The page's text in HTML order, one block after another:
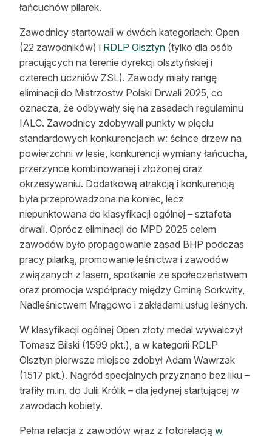
Zostań autorem
Archiwum
Kontakt
łańcuchów pilarek.
Zawodnicy startowali w dwóch kategoriach: Open
(22 zawodników) i RDLP Olsztyn (tylko dla osób
pracujących na terenie dyrekcji olsztyńskiej i
czterech uczniów ZSL). Zawody miały rangę
eliminacji do Mistrzostw Polski Drwali 2025, co
oznacza, że odbywały się na zasadach regulaminu
IALC. Zawodnicy zdobywali punkty w pięciu
standardowych konkurencjach w: ścince drzew na
powierzchni w lesie, konkurencji wymiany łańcucha,
przerzynce kombinowanej i złożonej oraz
okrzesywaniu. Dodatkową atrakcją i konkurencją
była przeprowadzona na koniec, lecz
niepunktowana do klasyfikacji ogólnej – sztafeta
drwali. Oprócz eliminacji do MPD 2025 celem
zawodów było propagowanie zasad BHP podczas
pracy pilarką, promowanie leśnictwa i zawodów
związanych z lasem, spotkanie ze społeczeństwem
oraz promocja współpracy między Gminą Sorkwity,
Nadleśnictwem Mrągowo i zakładami usług leśnych.
W klasyfikacji ogólnej Open złoty medal wywalczył
Tomasz Bilski (1599 pkt.), a w kategorii RDLP
Olsztyn pierwsze miejsce zdobył Adam Wawrzak
(1517 pkt.). Nagród specjalnych przyznano bez liku –
trafiły m.in. do Julii Królik – dla jedynej startującej w
zawodach kobiety.
Pełna relacja z zawodów wraz z fotorelacją w